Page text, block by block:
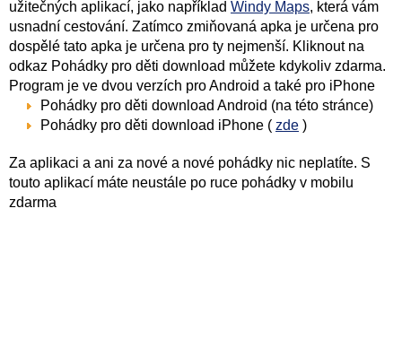
užitečných aplikací, jako například Windy Maps, která vám
usnadní cestování. Zatímco zmiňovaná apka je určena pro
dospělé tato apka je určena pro ty nejmenší. Kliknout na
odkaz Pohádky pro děti download můžete kdykoliv zdarma.
Program je ve dvou verzích pro Android a také pro iPhone
Pohádky pro děti download Android (na této stránce)
Pohádky pro děti download iPhone ( zde )
Za aplikaci a ani za nové a nové pohádky nic neplatíte. S
touto aplikací máte neustále po ruce pohádky v mobilu
zdarma